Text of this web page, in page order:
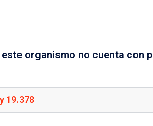
este organismo no cuenta con
19.378